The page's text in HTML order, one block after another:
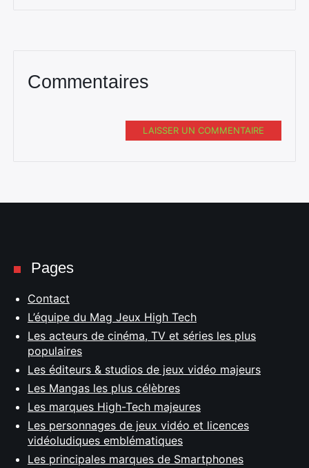
Commentaires
LAISSER UN COMMENTAIRE
Pages
Contact
L’équipe du Mag Jeux High Tech
Les acteurs de cinéma, TV et séries les plus
populaires
Les éditeurs & studios de jeux vidéo majeurs
Les Mangas les plus célèbres
Les marques High-Tech majeures
Les personnages de jeux vidéo et licences
vidéoludiques emblématiques
Les principales marques de Smartphones